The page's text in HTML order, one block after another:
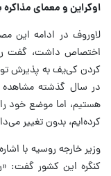
اوکراین و معمای مذاکره
لاوروف در ادامه این
اختصاص داشت، گفت
کردن کی‌یف به پذیرش
در سال گذشته مشاهده
هستیم، اما موضع خود
کرده‌ایم، بدون تغییر
وزیر خارجه روسیه با
کنگره این کشور گفت: